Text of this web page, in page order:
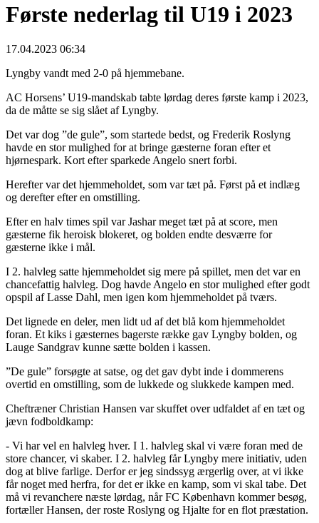
Første nederlag til U19 i 2023
17.04.2023 06:34
Lyngby vandt med 2-0 på hjemmebane.
AC Horsens’ U19-mandskab tabte lørdag deres første kamp i 2023,
da de måtte se sig slået af Lyngby.
Det var dog ”de gule”, som startede bedst, og Frederik Roslyng
havde en stor mulighed for at bringe gæsterne foran efter et
hjørnespark. Kort efter sparkede Angelo snert forbi.
Herefter var det hjemmeholdet, som var tæt på. Først på et indlæg
og derefter efter en omstilling.
Efter en halv times spil var Jashar meget tæt på at score, men
gæsterne fik heroisk blokeret, og bolden endte desværre for
gæsterne ikke i mål.
I 2. halvleg satte hjemmeholdet sig mere på spillet, men det var en
chancefattig halvleg. Dog havde Angelo en stor mulighed efter godt
opspil af Lasse Dahl, men igen kom hjemmeholdet på tværs.
Det lignede en deler, men lidt ud af det blå kom hjemmeholdet
foran. Et kiks i gæsternes bagerste række gav Lyngby bolden, og
Lauge Sandgrav kunne sætte bolden i kassen.
”De gule” forsøgte at satse, og det gav dybt inde i dommerens
overtid en omstilling, som de lukkede og slukkede kampen med.
Cheftræner Christian Hansen var skuffet over udfaldet af en tæt og
jævn fodboldkamp:
- Vi har vel en halvleg hver. I 1. halvleg skal vi være foran med de
store chancer, vi skaber. I 2. halvleg får Lyngby mere initiativ, uden
dog at blive farlige. Derfor er jeg sindssyg ærgerlig over, at vi ikke
får noget med herfra, for det er ikke en kamp, som vi skal tabe. Det
må vi revanchere næste lørdag, når FC København kommer besøg,
fortæller Hansen, der roste Roslyng og Hjalte for en flot præstation.